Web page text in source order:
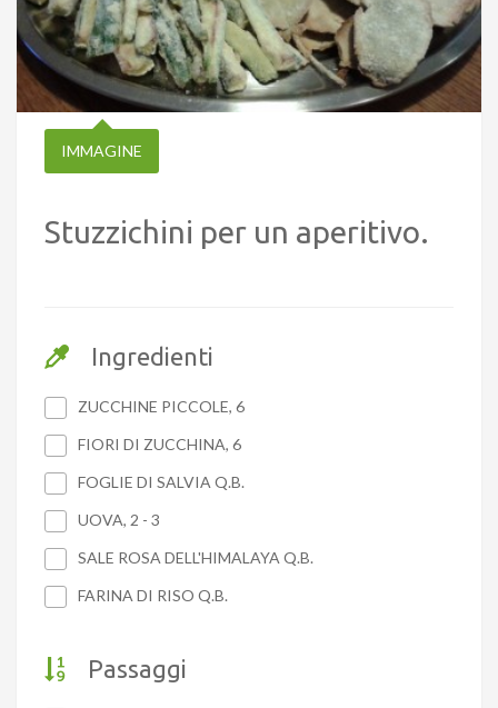
IMMAGINE
Stuzzichini per un aperitivo.
Ingredienti
ZUCCHINE PICCOLE, 6
FIORI DI ZUCCHINA, 6
FOGLIE DI SALVIA Q.B.
UOVA, 2 - 3
SALE ROSA DELL'HIMALAYA Q.B.
FARINA DI RISO Q.B.
Passaggi